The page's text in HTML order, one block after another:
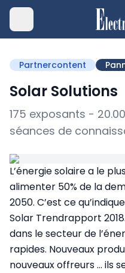
Partnercontent
Solar Solutions
175 exposants -
séances de
L’énergie solaire a le
alimenter 50% de la
2050. C’est ce
Solar Trendrapport
dans le secteur de
rapides. Nouveaux
nouveaux offreurs … ils